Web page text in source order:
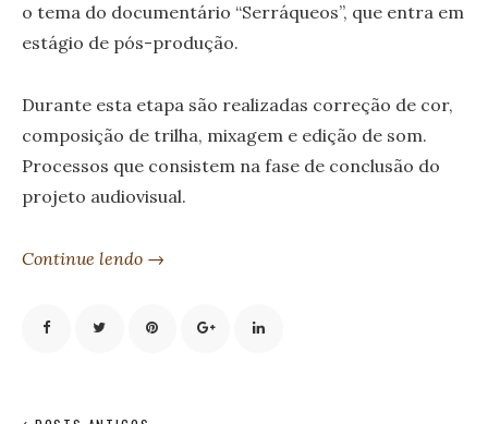
o tema do documentário “Serráqueos”, que entra em
estágio de pós-produção.
Durante esta etapa são realizadas correção de cor,
composição de trilha, mixagem e edição de som.
Processos que consistem na fase de conclusão do
projeto audiovisual.
Continue lendo →